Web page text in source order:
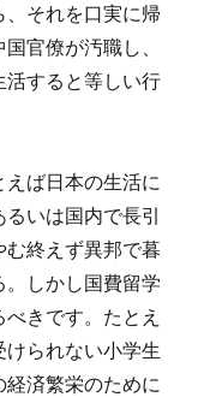
、それを口実に帰
官僚が汚職し、
活すると等しい行
ば日本の生活に
いは国内で長引
む終えず異邦で暮
しかし国費留学
きです。たとえ
られない小学生
済繁栄のために